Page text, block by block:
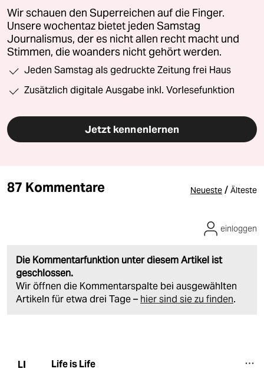
Wir schauen den Superreichen auf die Finger.
Unsere wochentaz bietet jeden Samstag
Journalismus, der es nicht allen recht macht und
Stimmen, die woanders nicht gehört werden.
Jeden Samstag als gedruckte Zeitung frei Haus
Zusätzlich digitale Ausgabe inkl. Vorlesefunktion
Jetzt kennenlernen
87 Kommentare Neueste / Älteste
Die Kommentarfunktion unter diesem Artikel ist
geschlossen.
Wir öffnen die Kommentarspalte bei ausgewählten
Artikeln für etwa drei Tage – hier sind sie zu finden.
einloggen
LI Life is Life